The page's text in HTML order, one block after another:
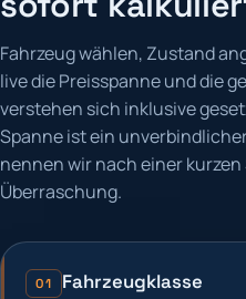
Fahrzeug wählen, Zustand
live die Preisspanne und die
verstehen sich inklusive
Spanne ist ein
nennen wir nach einer
Überraschung.
01 Fahrzeugklasse